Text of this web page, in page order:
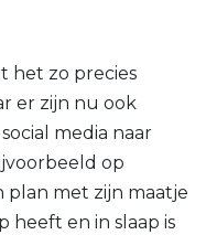
het zo precies
er zijn nu ook
media naar
op
plan met zijn maatje
heeft en in slaap is